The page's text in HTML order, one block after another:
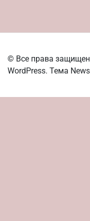
© Все права
WordPress. Тема